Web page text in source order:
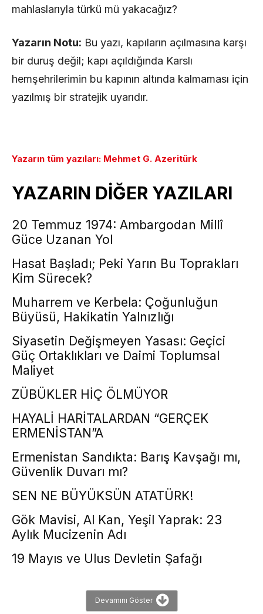
mahlaslarıyla türkü mü yakacağız?
Yazarın Notu: Bu yazı, kapıların açılmasına karşı
bir duruş değil; kapı açıldığında Karslı
hemşehrilerimin bu kapının altında kalmaması için
yazılmış bir stratejik uyarıdır.
Yazarın tüm yazıları: Mehmet G. Azeritürk
YAZARIN DİĞER YAZILARI
20 Temmuz 1974: Ambargodan Millî
Güce Uzanan Yol
Hasat Başladı; Peki Yarın Bu Toprakları
Kim Sürecek?
Muharrem ve Kerbela: Çoğunluğun
Büyüsü, Hakikatin Yalnızlığı
Siyasetin Değişmeyen Yasası: Geçici
Güç Ortaklıkları ve Daimi Toplumsal
Maliyet
ZÜBÜKLER HİÇ ÖLMÜYOR
HAYALİ HARİTALARDAN “GERÇEK
ERMENİSTAN”A
Ermenistan Sandıkta: Barış Kavşağı mı,
Güvenlik Duvarı mı?
SEN NE BÜYÜKSÜN ATATÜRK!
Gök Mavisi, Al Kan, Yeşil Yaprak: 23
Aylık Mucizenin Adı
19 Mayıs ve Ulus Devletin Şafağı
Devamını Göster